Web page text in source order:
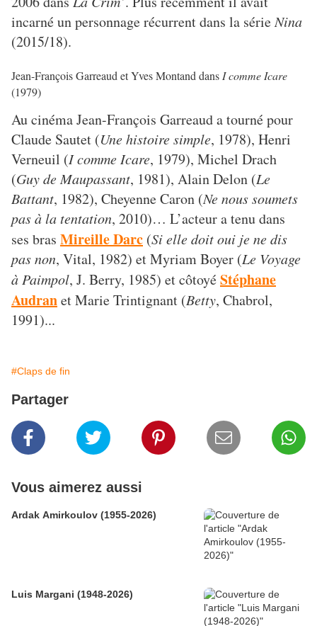
incarné un personnage récurrent dans la sérieNina
(2015/18).
Jean-François Garreaud et Yves Montand dans I comme Icare
(1979)
Au cinéma Jean-François Garreaud a tourné pour
Claude Sautet (Une histoire simple, 1978), Henri
Verneuil (I comme Icare, 1979), Michel Drach
(Guy de Maupassant, 1981), Alain Delon (Le
Battant, 1982), Cheyenne Caron (Ne nous soumets
pas à la tentation, 2010)… L’acteur a tenu dans
ses bras Mireille Darc (Si elle doit oui je ne dis
pas non, Vital, 1982) et Myriam Boyer (Le Voyage
à Paimpol, J. Berry, 1985) et côtoyéStéphane
Audranet Marie Trintignant (Betty, Chabrol,
1991)...
#Claps de fin
Partager
Vous aimerez aussi
Ardak Amirkoulov (1955-2026)
Luis Margani (1948-2026)